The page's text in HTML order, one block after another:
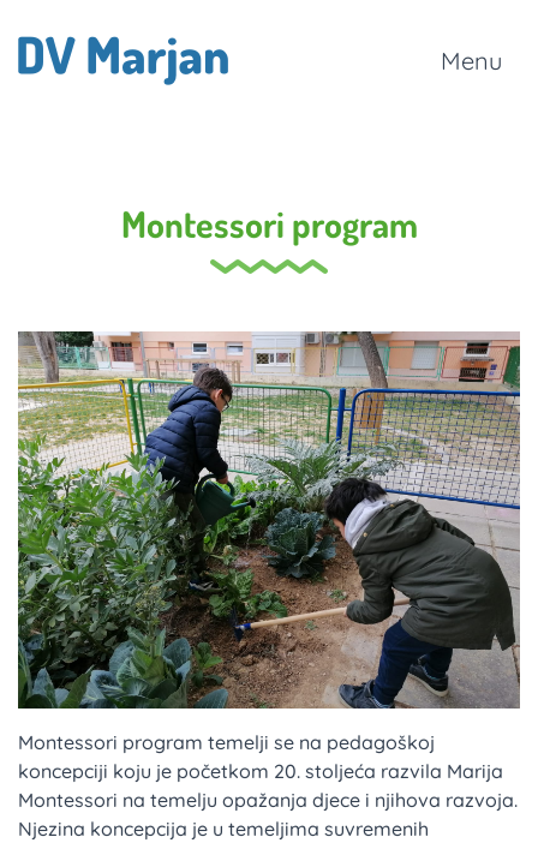
Menu
Montessori program
Montessori program temelji se na pedagoškoj
koncepciji koju je početkom 20. stoljeća razvila Marija
Montessori na temelju opažanja djece i njihova razvoja.
Njezina koncepcija je u temeljima suvremenih